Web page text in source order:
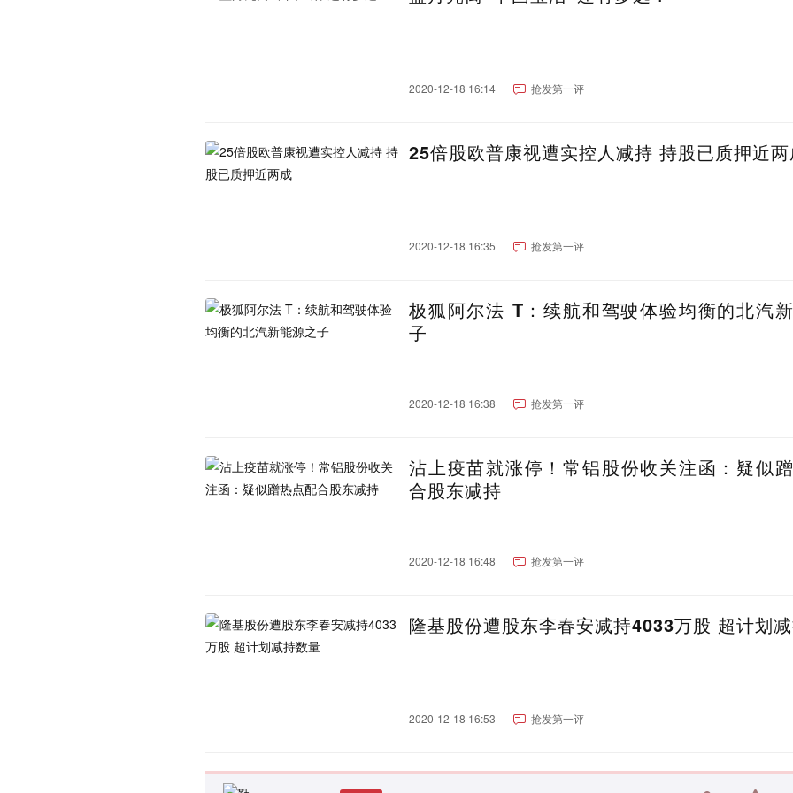
2020-12-18 16:14 抢发第一评
25倍股欧普康视遭实控人减持 持股已质押近
2020-12-18 16:35 抢发第一评
极狐阿尔法 T：续航和驾驶体验均衡的北汽
子
2020-12-18 16:38 抢发第一评
沾上疫苗就涨停！常铝股份收关注函：疑似
合股东减持
2020-12-18 16:48 抢发第一评
隆基股份遭股东李春安减持4033万股 超计划
2020-12-18 16:53 抢发第一评